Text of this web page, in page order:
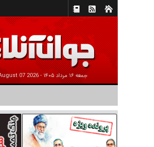
جمعه ۱۶ مرداد ۱۴۰۵ - 2026 August 07